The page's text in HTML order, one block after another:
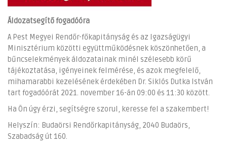
Áldozatsegítő fogadóóra
A Pest Megyei Rendőr-főkapitányság és az Igazságügyi
Minisztérium közötti együttműködésnek köszönhetően, a
bűncselekmények áldozatainak minél szélesebb körű
tájékoztatása, igényeinek felmérése, és azok megfelelő,
mihamarabbi kezelésének érdekében Dr. Siklós Dutka István
tart fogadóórát 2021. november 16-án 09:00 és 11:30 között.
Ha Ön úgy érzi, segítségre szorul, keresse fel a szakembert!
Helyszín: Budaörsi Rendőrkapitányság, 2040 Budaörs,
Szabadság út 160.